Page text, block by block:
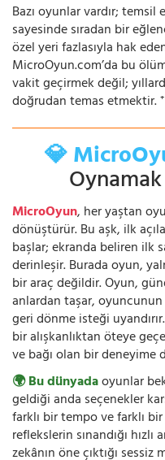
Bazı oyunlar vardır;
sayesinde sıradan bir
özel yeri fazlasıyla hak
MicroOyun.com’da bu
vakit geçirmek değil;
doğrudan temas etmektir.
💎
MicroOyun, her yaştan
dönüştürür. Bu aşk, ilk
başlar; ekranda beliren ilk
derinleşir. Burada oyun,
bir araç değildir. Oyun,
anlardan taşar,
geri dönme isteği
bir alışkanlıktan öteye
ve bağı olan bir deneyime
🌍 Bu dünyadaoyunlar
geldiği anda seçenekler
farklı bir tempo ve farklı
reflekslerin sınandığı
zekânın öne çıktığı sessiz